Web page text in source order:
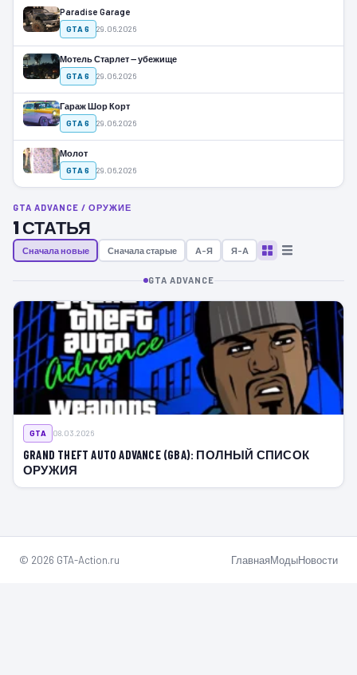
Paradise Garage
GTA 6 29.06.2026
Мотель Старлет — убежище
GTA 6 29.06.2026
Гараж Шор Корт
GTA 6 29.06.2026
Молот
GTA 6 29.06.2026
GTA ADVANCE / ОРУЖИЕ
1 СТАТЬЯ
Сначала новые Сначала старые А–Я Я–А
GTA ADVANCE
GTA 08.03.2026
GRAND THEFT AUTO ADVANCE (GBA): ПОЛНЫЙ СПИСОК
ОРУЖИЯ
© 2026 GTA-Action.ru ГлавнаяМодыНовости